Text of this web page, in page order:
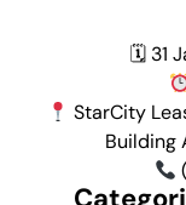
🗓 31
StarCity
Building